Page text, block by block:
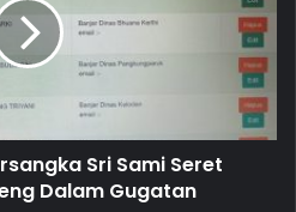
Sri Sami Seret
Dalam Gugatan